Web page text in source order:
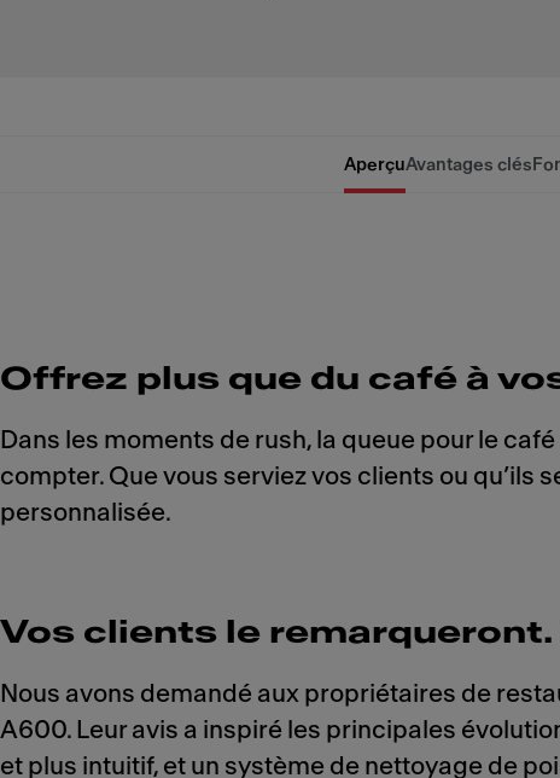
AperçuAvantages clés
Offrez plus que du café à
Dans les moments de rush, la queue pour le
compter. Que vous serviez vos clients ou
personnalisée.
Vos clients le
Nous avons demandé aux propriétaires de
A600. Leur avis a inspiré les principales
et plus intuitif, et un système de nettoyage de